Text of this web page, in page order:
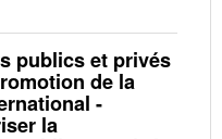
publics et privés
de la
-
la